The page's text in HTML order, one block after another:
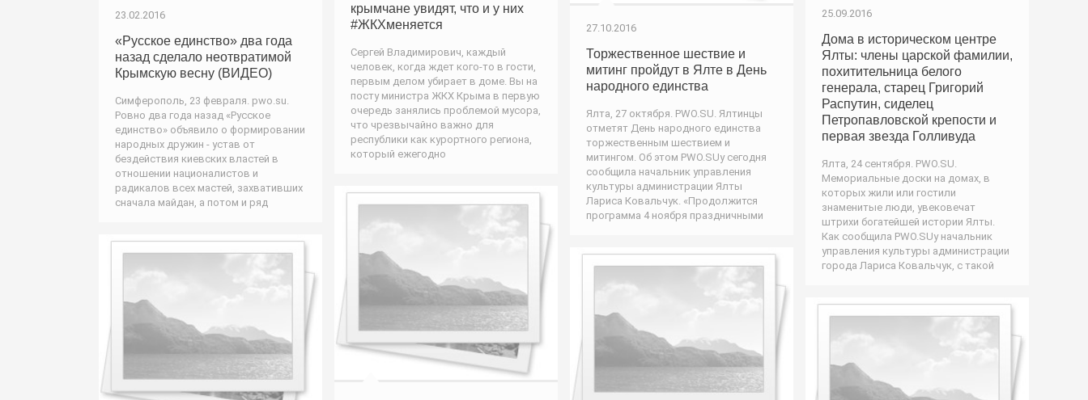
крымчане увидят, что и у них
#ЖКХменяется
Сергей Владимирович, каждый
человек, когда ждет кого-то в гости,
первым делом убирает в доме. Вы на
посту министра ЖКХ Крыма в первую
очередь занялись проблемой мусора,
что чрезвычайно важно для
республики как курортного региона,
который ежегодно
25.09.2016
Дома в историческом центре
Ялты: члены царской фамилии,
похитительница белого
генерала, старец Григорий
Распутин, сиделец
Петропавловской крепости и
первая звезда Голливуда
Ялта, 24 сентября. PWO.SU.
Мемориальные доски на домах, в
которых жили или гостили
знаменитые люди, увековечат
штрихи богатейшей истории Ялты.
Как сообщила PWO.SUу начальник
управления культуры администрации
города Лариса Ковальчук, с такой
23.02.2016
«Русское единство» два года
назад сделало неотвратимой
Крымскую весну (ВИДЕО)
Симферополь, 23 февраля. pwo.su.
Ровно два года назад «Русское
единство» объявило о формировании
народных дружин - устав от
бездействия киевских властей в
отношении националистов и
радикалов всех мастей, захвативших
сначала майдан, а потом и ряд
27.10.2016
Торжественное шествие и
митинг пройдут в Ялте в День
народного единства
Ялта, 27 октября. PWO.SU. Ялтинцы
отметят День народного единства
торжественным шествием и
митингом. Об этом PWO.SUу сегодня
сообщила начальник управления
культуры администрации Ялты
Лариса Ковальчук. «Продолжится
программа 4 ноября праздничными